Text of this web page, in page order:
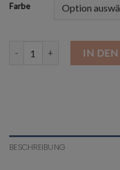
Farbe
LED EinbaustrahlerIN
BESCHREIBUNG